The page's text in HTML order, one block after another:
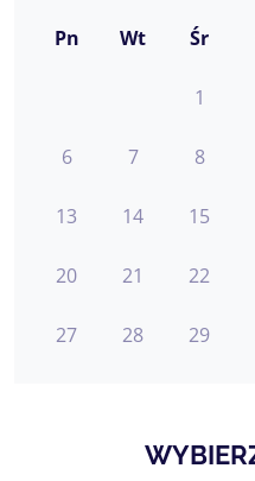
Pn Wt Śr
1
6 7 8
13 14 15
20 21 22
27 28 29